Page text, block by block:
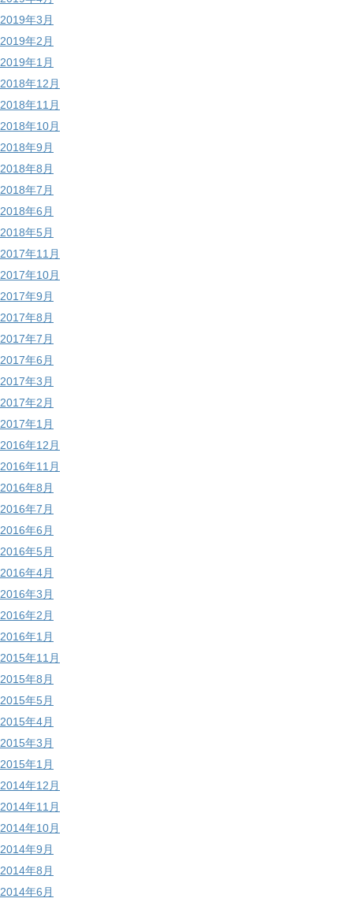
2019年3月
2019年2月
2019年1月
2018年12月
2018年11月
2018年10月
2018年9月
2018年8月
2018年7月
2018年6月
2018年5月
2017年11月
2017年10月
2017年9月
2017年8月
2017年7月
2017年6月
2017年3月
2017年2月
2017年1月
2016年12月
2016年11月
2016年8月
2016年7月
2016年6月
2016年5月
2016年4月
2016年3月
2016年2月
2016年1月
2015年11月
2015年8月
2015年5月
2015年4月
2015年3月
2015年1月
2014年12月
2014年11月
2014年10月
2014年9月
2014年8月
2014年6月